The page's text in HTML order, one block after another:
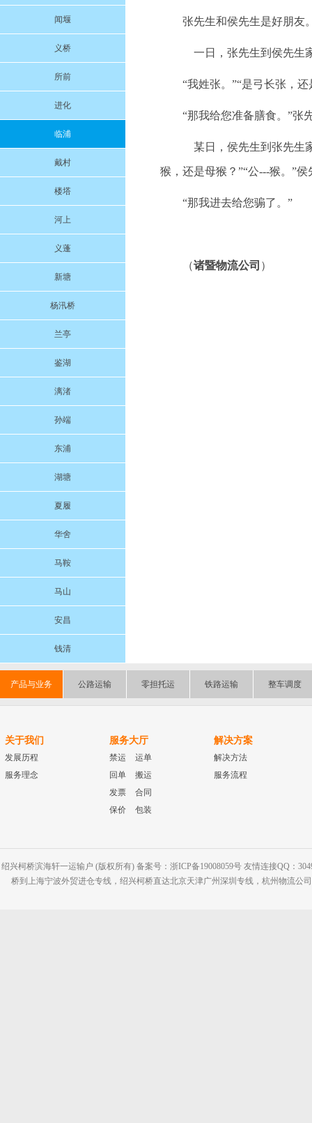
闻堰
义桥
所前
进化
临浦
戴村
楼塔
河上
义蓬
新塘
杨汛桥
兰亭
鉴湖
漓渚
孙端
东浦
湖塘
夏履
华舍
马鞍
马山
安昌
钱清
张先生和侯先生是好朋友
一日，张先生到侯先生
“我姓张。”“是弓长张，
“那我给您准备膳食。”张
某日，侯先生到张先生
猴，还是母猴？”“公---猴。”
“那我进去给您骟了。”
（诸暨物流公司 ）
产品与业务 公路运输 零担托运 铁路运输 整车调度
关于我们
发展历程
服务理念
服务大厅
禁运
运单
回单
搬运
发票
合同
保价
包装
解决方案
解决方法
服务流程
绍兴柯桥滨海轩一运输户 (版权所有) 备案号：浙ICP备19008059号 友情连接QQ：
桥到上海宁波外贸进仓专线，绍兴柯桥直达北京天津广州深圳专线，杭州物流公